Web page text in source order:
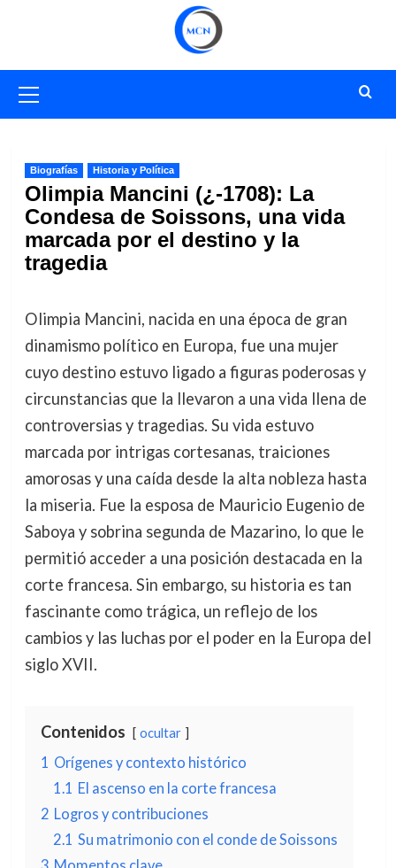
primario
Biografías Historia y Política
Olimpia Mancini (¿-1708): La
Condesa de Soissons, una vida
marcada por el destino y la
tragedia
Olimpia Mancini, nacida en una época de gran
dinamismo político en Europa, fue una mujer
cuyo destino estuvo ligado a figuras poderosas y
circunstancias que la llevaron a una vida llena de
controversias y tragedias. Su vida estuvo
marcada por intrigas cortesanas, traiciones
amorosas y una caída desde la alta nobleza hasta
la miseria. Fue la esposa de Mauricio Eugenio de
Saboya y sobrina segunda de Mazarino, lo que le
permitió acceder a una posición destacada en la
corte francesa. Sin embargo, su historia es tan
fascinante como trágica, un reflejo de los
cambios y las luchas por el poder en la Europa del
siglo XVII.
Contenidos ocultar
1 Orígenes y contexto histórico
1.1 El ascenso en la corte francesa
2 Logros y contribuciones
2.1 Su matrimonio con el conde de Soissons